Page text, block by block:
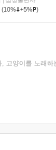
(10% +5% )
고양이를 노래하